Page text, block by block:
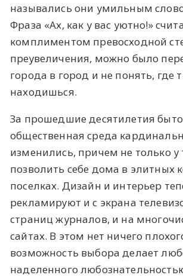
назывались они умильным
Фраза «Ах, как у вас уютно!»
комплиментом превосходной
преувеличения, можно было
города в город и не понять, где
находишься.
За прошедшие десятилетия
общественная среда
изменились, причем не только у
позволить себе дома в элитных
поселках. Дизайн и интерьер
рекламируют и с экрана
страниц журналов, и на
сайтах. В этом нет ничего
возможность выбора делает
наделенного